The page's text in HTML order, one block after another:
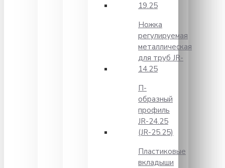
19.25
Ножка
регулируемая
металлическая
для труб JR-
14.25
П-
образный
профиль
JR-24.25
(JR-25.25)
Пластиковые
вкладыши